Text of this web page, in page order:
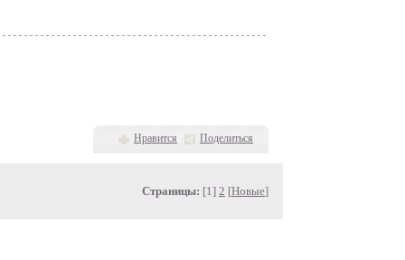
Нравится Поделиться
Страницы: [1] 2 [Новые]